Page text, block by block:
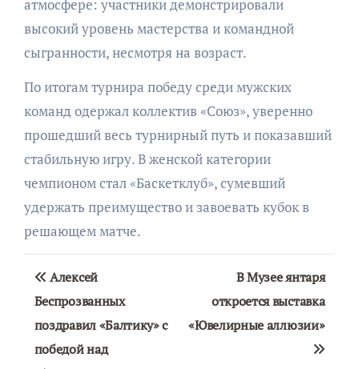
атмосфере: участники демонстрировали
высокий уровень мастерства и командной
сыгранности, несмотря на возраст.
По итогам турнира победу среди мужских
команд одержал коллектив «Союз», уверенно
прошедший весь турнирный путь и показавший
стабильную игру. В женской категории
чемпионом стал «Баскетклуб», сумевший
удержать преимущество и завоевать кубок в
решающем матче.
Навигация
по
записям
Алексей
Беспрозванных
поздравил «Балтику» с
победой над
В Музее янтаря
откроется выставка
«Ювелирные аллюзии»